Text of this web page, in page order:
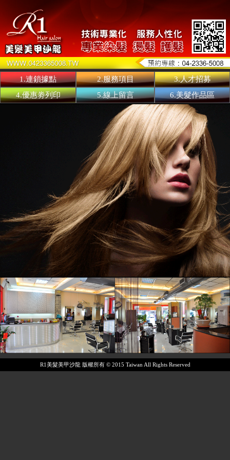
1.連鎖據點 2.服務項目
3.人才招募
4.優惠劵列印
5.線上留言 6.美髮作品區
R1美髮美甲沙龍 版權所有 © 2015 Taiwan All Rights Reserved